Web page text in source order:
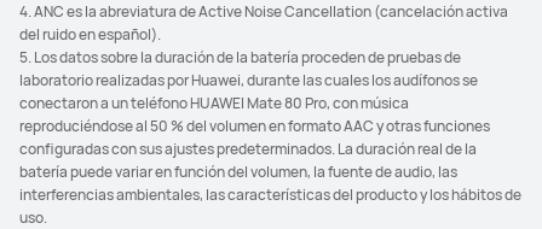
4. ANC es la abreviatura de Active Noise Cancellation (cancelación activa
del ruido en español).
5. Los datos sobre la duración de la batería proceden de pruebas de
laboratorio realizadas por Huawei, durante las cuales los audífonos se
conectaron a un teléfono HUAWEI Mate 80 Pro, con música
reproduciéndose al 50 % del volumen en formato AAC y otras funciones
configuradas con sus ajustes predeterminados. La duración real de la
batería puede variar en función del volumen, la fuente de audio, las
interferencias ambientales, las características del producto y los hábitos de
uso.